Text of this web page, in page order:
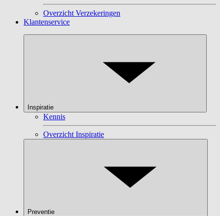
Overzicht Verzekeringen
Klantenservice
Inspiratie
Kennis
Overzicht Inspiratie
Preventie